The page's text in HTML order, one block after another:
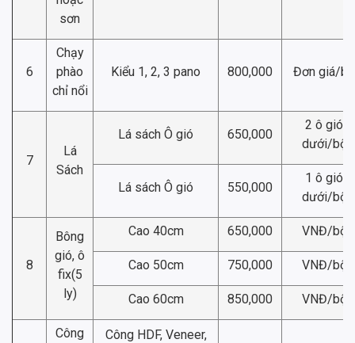
sơn
6
Chạy
phào
chỉ nổi
Kiểu 1, 2, 3 pano 800,000 Đơn giá/bộ
7
Lá
Sách
Lá sách Ô gió 650,000
2 ô gió
dưới/bộ
Lá sách Ô gió 550,000
1 ô gió
dưới/bộ
8
Bông
gió, ô
fix(5
ly)
Cao 40cm 650,000 VNĐ/bộ
Cao 50cm 750,000 VNĐ/bộ
Cao 60cm 850,000 VNĐ/bộ
Công
Công HDF, Veneer,